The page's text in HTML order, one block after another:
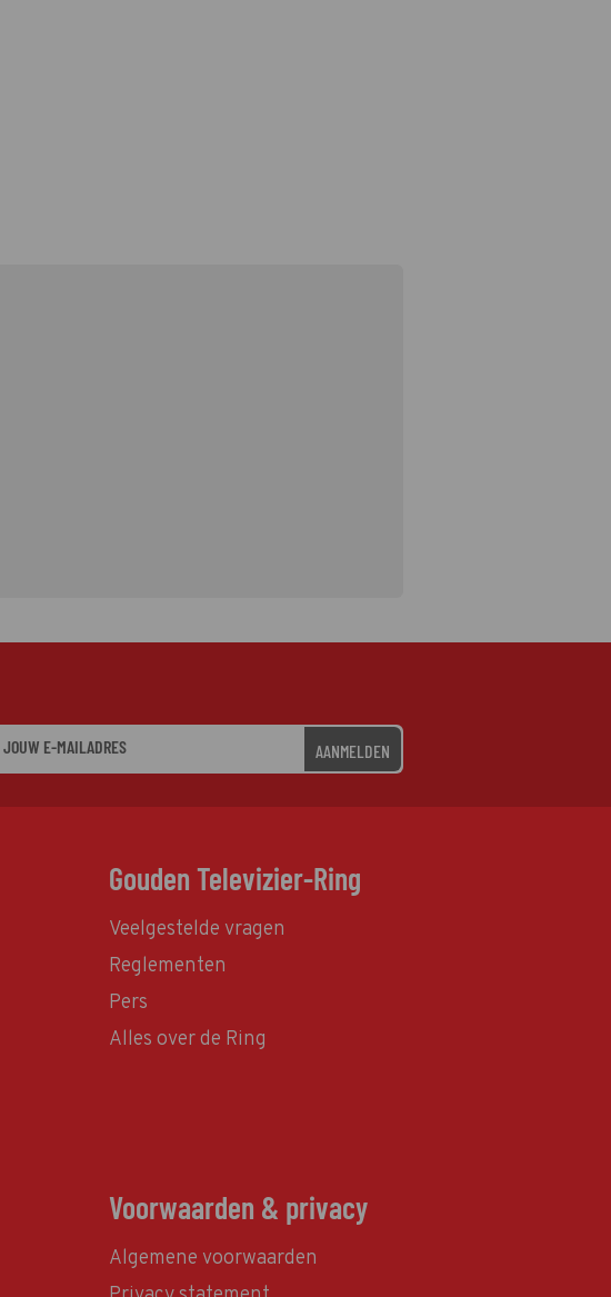
AANMELDEN
Gouden Televizier-Ring
Veelgestelde vragen
Reglementen
Pers
Alles over de Ring
Voorwaarden & privacy
Algemene voorwaarden